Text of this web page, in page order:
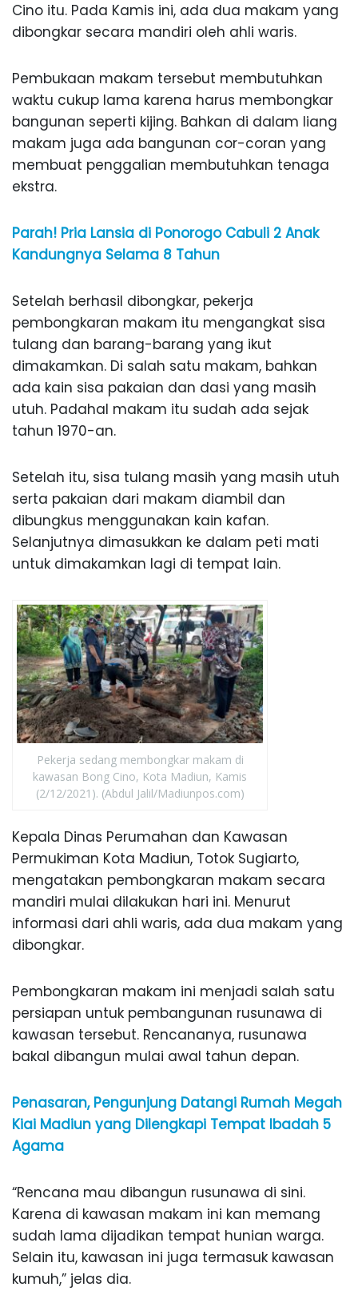
Cino itu. Pada Kamis ini, ada dua makam yang
dibongkar secara mandiri oleh ahli waris.
Pembukaan makam tersebut membutuhkan
waktu cukup lama karena harus membongkar
bangunan seperti kijing. Bahkan di dalam liang
makam juga ada bangunan cor-coran yang
membuat penggalian membutuhkan tenaga
ekstra.
Parah! Pria Lansia di Ponorogo Cabuli 2 Anak
Kandungnya Selama 8 Tahun
Setelah berhasil dibongkar, pekerja
pembongkaran makam itu mengangkat sisa
tulang dan barang-barang yang ikut
dimakamkan. Di salah satu makam, bahkan
ada kain sisa pakaian dan dasi yang masih
utuh. Padahal makam itu sudah ada sejak
tahun 1970-an.
Setelah itu, sisa tulang masih yang masih utuh
serta pakaian dari makam diambil dan
dibungkus menggunakan kain kafan.
Selanjutnya dimasukkan ke dalam peti mati
untuk dimakamkan lagi di tempat lain.
Pekerja sedang membongkar makam di
kawasan Bong Cino, Kota Madiun, Kamis
(2/12/2021). (Abdul Jalil/Madiunpos.com)
Kepala Dinas Perumahan dan Kawasan
Permukiman Kota Madiun, Totok Sugiarto,
mengatakan pembongkaran makam secara
mandiri mulai dilakukan hari ini. Menurut
informasi dari ahli waris, ada dua makam yang
dibongkar.
Pembongkaran makam ini menjadi salah satu
persiapan untuk pembangunan rusunawa di
kawasan tersebut. Rencananya, rusunawa
bakal dibangun mulai awal tahun depan.
Penasaran, Pengunjung Datangi Rumah Megah
Kiai Madiun yang Dilengkapi Tempat Ibadah 5
Agama
“Rencana mau dibangun rusunawa di sini.
Karena di kawasan makam ini kan memang
sudah lama dijadikan tempat hunian warga.
Selain itu, kawasan ini juga termasuk kawasan
kumuh,” jelas dia.